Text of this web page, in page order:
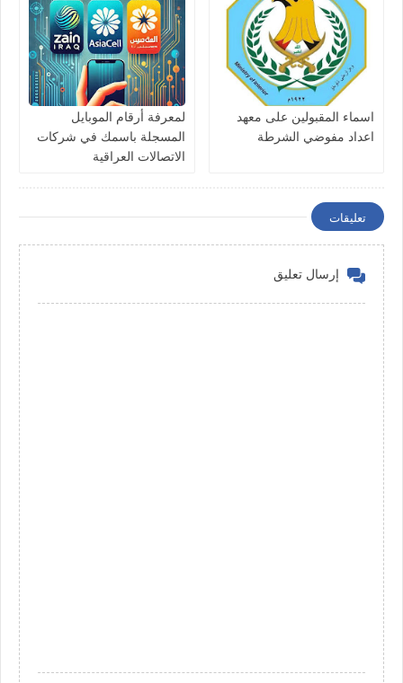
اسماء المقبولين على معهد
اعداد مفوضي الشرطة
لمعرفة أرقام الموبايل
المسجلة باسمك في شركات
الاتصالات العراقية
تعليقات
إرسال تعليق